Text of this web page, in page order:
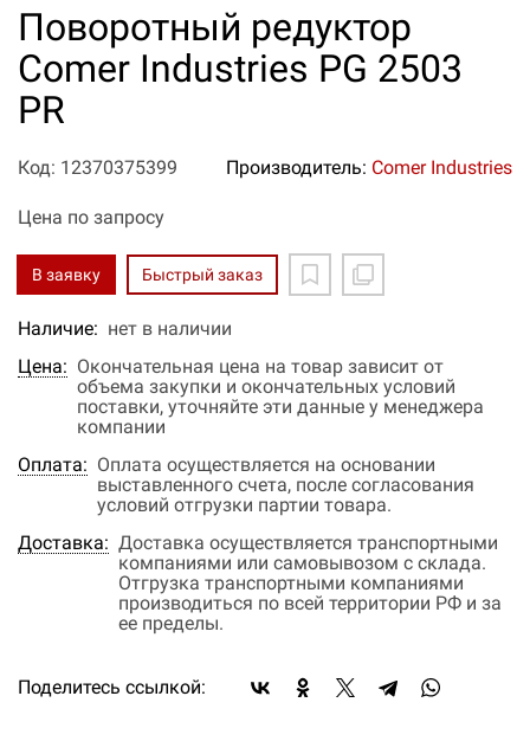
Поворотный редуктор
Comer Industries PG 2503
PR
Код: 12370375399 Производитель: Comer Industries
Цена по запросу
В заявку Быстрый заказ
Наличие: нет в наличии
Цена: Окончательная цена на товар зависит от
объема закупки и окончательных условий
поставки, уточняйте эти данные у менеджера
компании
Оплата: Оплата осуществляется на основании
выставленного счета, после согласования
условий отгрузки партии товара.
Доставка: Доставка осуществляется транспортными
компаниями или самовывозом с склада.
Отгрузка транспортными компаниями
производиться по всей территории РФ и за
ее пределы.
Поделитесь ссылкой: